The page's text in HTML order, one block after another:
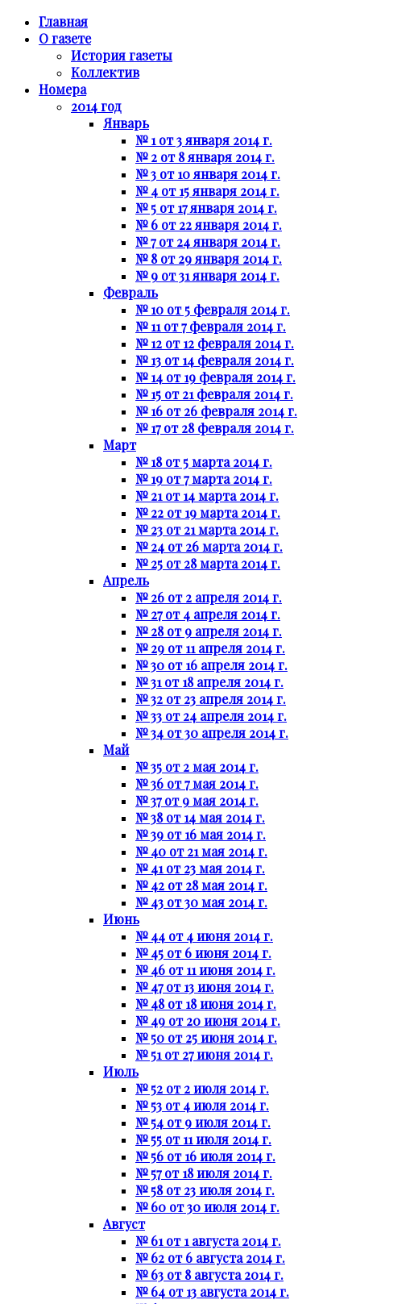
Главная
О газете
История газеты
Коллектив
Номера
2014 год
Январь
№ 1 от 3 января 2014 г.
№ 2 от 8 января 2014 г.
№ 3 от 10 января 2014 г.
№ 4 от 15 января 2014 г.
№ 5 от 17 января 2014 г.
№ 6 от 22 января 2014 г.
№ 7 от 24 января 2014 г.
№ 8 от 29 января 2014 г.
№ 9 от 31 января 2014 г.
Февраль
№ 10 от 5 февраля 2014 г.
№ 11 от 7 февраля 2014 г.
№ 12 от 12 февраля 2014 г.
№ 13 от 14 февраля 2014 г.
№ 14 от 19 февраля 2014 г.
№ 15 от 21 февраля 2014 г.
№ 16 от 26 февраля 2014 г.
№ 17 от 28 февраля 2014 г.
Март
№ 18 от 5 марта 2014 г.
№ 19 от 7 марта 2014 г.
№ 21 от 14 марта 2014 г.
№ 22 от 19 марта 2014 г.
№ 23 от 21 марта 2014 г.
№ 24 от 26 марта 2014 г.
№ 25 от 28 марта 2014 г.
Апрель
№ 26 от 2 апреля 2014 г.
№ 27 от 4 апреля 2014 г.
№ 28 от 9 апреля 2014 г.
№ 29 от 11 апреля 2014 г.
№ 30 от 16 апреля 2014 г.
№ 31 от 18 апреля 2014 г.
№ 32 от 23 апреля 2014 г.
№ 33 от 24 апреля 2014 г.
№ 34 от 30 апреля 2014 г.
Май
№ 35 от 2 мая 2014 г.
№ 36 от 7 мая 2014 г.
№ 37 от 9 мая 2014 г.
№ 38 от 14 мая 2014 г.
№ 39 от 16 мая 2014 г.
№ 40 от 21 мая 2014 г.
№ 41 от 23 мая 2014 г.
№ 42 от 28 мая 2014 г.
№ 43 от 30 мая 2014 г.
Июнь
№ 44 от 4 июня 2014 г.
№ 45 от 6 июня 2014 г.
№ 46 от 11 июня 2014 г.
№ 47 от 13 июня 2014 г.
№ 48 от 18 июня 2014 г.
№ 49 от 20 июня 2014 г.
№ 50 от 25 июня 2014 г.
№ 51 от 27 июня 2014 г.
Июль
№ 52 от 2 июля 2014 г.
№ 53 от 4 июля 2014 г.
№ 54 от 9 июля 2014 г.
№ 55 от 11 июля 2014 г.
№ 56 от 16 июля 2014 г.
№ 57 от 18 июля 2014 г.
№ 58 от 23 июля 2014 г.
№ 60 от 30 июля 2014 г.
Август
№ 61 от 1 августа 2014 г.
№ 62 от 6 августа 2014 г.
№ 63 от 8 августа 2014 г.
№ 64 от 13 августа 2014 г.